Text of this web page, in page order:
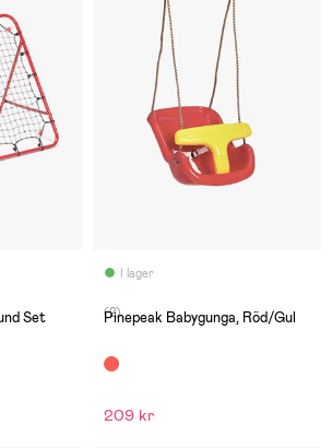
Set
I lager
(2)
Pinepeak Babygunga, Röd/Gul
209 kr